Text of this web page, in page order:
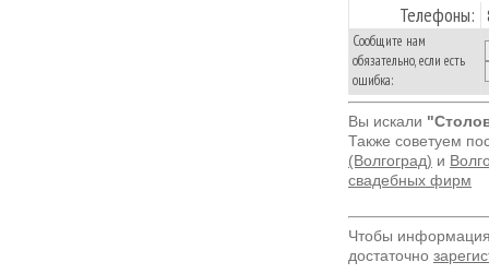
Телефоны:
Сообщите нам
обязательно, если есть
ошибка:
Вы искали
Также советуем
(Волгоград) и
свадебных фирм
Чтобы
достаточно